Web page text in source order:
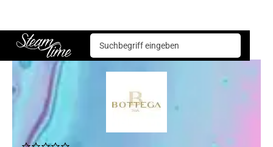
Steam time
Spirituosen Bottega Sambuca Likör 40% Vol. 700ml